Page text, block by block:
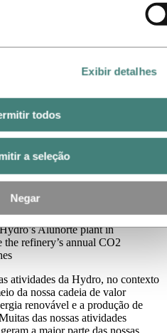
Exibir detalhes
todos
a seleção
Negar
como ambientalmente
reais no desempenho ESG.
Alunorte plant in
refinery’s annual CO2
atividades da Hydro, no contexto
da nossa cadeia de valor
renovável e a produção de
das nossas atividades